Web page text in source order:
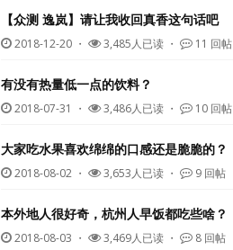
【众测 逸岚】请让我收回真香这句话吧
2018-12-20 ・ 3,485人已读 ・ 11 回帖
有没有热量低一点的饮料？
2018-07-31 ・ 3,486人已读 ・ 10 回帖
大家吃水果喜欢绵绵的口感还是脆脆的？
2018-08-02 ・ 3,653人已读 ・ 9 回帖
本外地人很好奇，杭州人早饭都吃些啥？
2018-08-03 ・ 3,469人已读 ・ 8 回帖